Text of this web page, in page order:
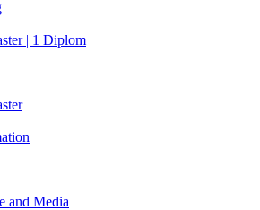
| 1 Diplom
and Media